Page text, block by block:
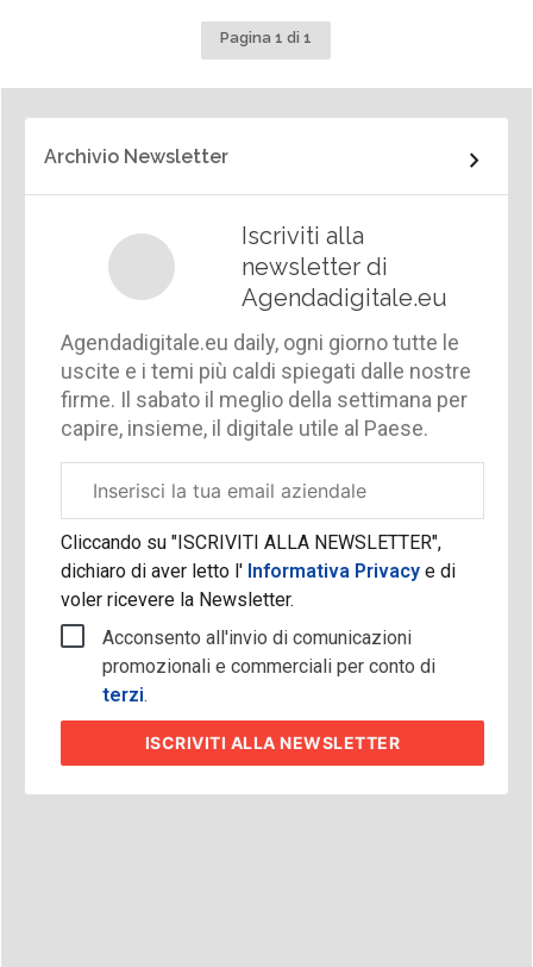
Pagina 1 di 1
Archivio Newsletter
Iscriviti alla
newsletter di
Agendadigitale.eu
Agendadigitale.eu daily, ogni giorno tutte le
uscite e i temi più caldi spiegati dalle nostre
firme. Il sabato il meglio della settimana per
capire, insieme, il digitale utile al Paese.
aziendale
Cliccando su "ISCRIVITI ALLA NEWSLETTER",
dichiaro di aver letto l'Informativa Privacy e di
voler ricevere la Newsletter.
Acconsento all'invio di comunicazioni
promozionali e commerciali per conto di
terzi.
ISCRIVITI ALLA NEWSLETTER